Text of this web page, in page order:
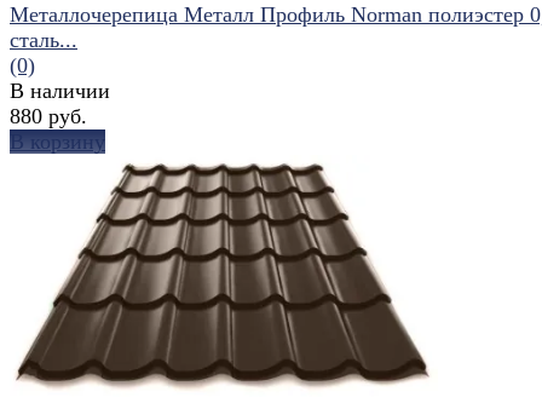
избранное сравнить
Металлочерепица Металл Профиль Norman полиэстер
сталь...
(0)
В наличии
880 руб.
В корзину